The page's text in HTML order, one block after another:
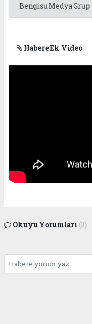
Bengisu Medya Grup
Habere Ek Video
Okuyu Yorumları (0)